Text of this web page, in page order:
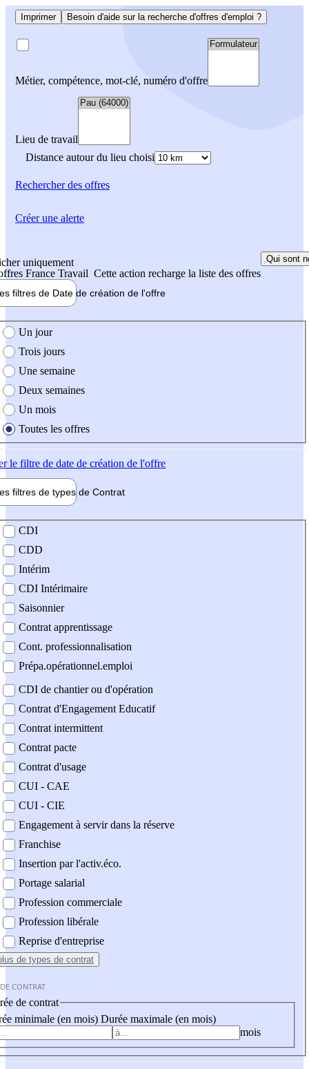
Imprimer Besoin d'aide sur la recherche d'offres d'emploi ?
Métier, compétence, mot-clé, numéro d'offre
Lieu de travail
Distance autour du lieu choisi
Rechercherdes offres
uniquement
France Travail Cette action recharge la liste des offres
Qui sont
filtres de Date de création de l'offre
création de l'offre
Un jour
Trois jours
Une semaine
Deux semaines
Un mois
Toutes les offres
le filtre de date de création de l'offre
filtres de types de Contrat
contrat
CDI
CDD
Intérim
CDI Intérimaire
Saisonnier
Contrat apprentissage
Cont. professionnalisation
Prépa.opérationnel.emploi
CDI de chantier ou d'opération
Contrat d'Engagement Educatif
Contrat intermittent
Contrat pacte
Contrat d'usage
CUI - CAE
CUI - CIE
Engagement à servir dans la réserve
Franchise
Insertion par l'activ.éco.
Portage salarial
Profession commerciale
Profession libérale
Reprise d'entreprise
de types de contrat
CONTRAT
de contrat
minimale (en mois) Durée maximale (en mois)
mois
Créer une alerte